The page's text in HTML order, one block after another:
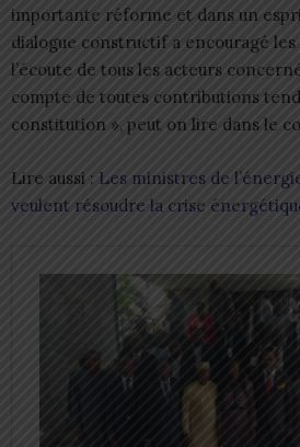
importante réforme et dans un
dialogue constructif a encouragé
l’écoute de tous les acteurs
compte de toutes contributions
constitution », peut on lire dans le
Lire aussi : Les ministres de
veulent résoudre la crise